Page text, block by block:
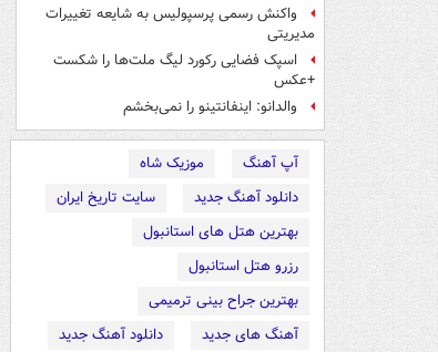
واکنش رسمی پرسپولیس به شایعه تغییرات
مدیریتی
اسپک فضایی رکورد لیگ ملت‌ها را شکست
+عکس
والدانو: اینفانتینو را نمی‌بخشم
آپ آهنگ
موزیک شاه
دانلود آهنگ جدید
سایت تاریخ ایران
بهترین هتل های استانبول
رزرو هتل استانبول
بهترین جراح بینی ترمیمی
آهنگ های جدید
دانلود آهنگ جدید